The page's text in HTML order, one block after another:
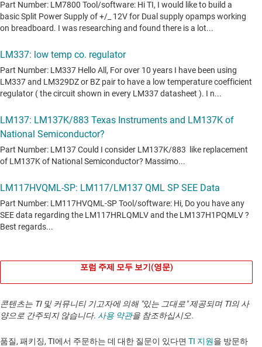
포럼 주제 모두 보기(영문)
콘텐츠는 TI 및 커뮤니티 기고자에 의해 "있는 그대로" 제공되며 TI의 사
양으로 간주되지 않습니다. 사용 약관을 참조하십시오.
품질, 패키징, TI에서 주문하는 데 대한 질문이 있다면 TI 지원을 방문하